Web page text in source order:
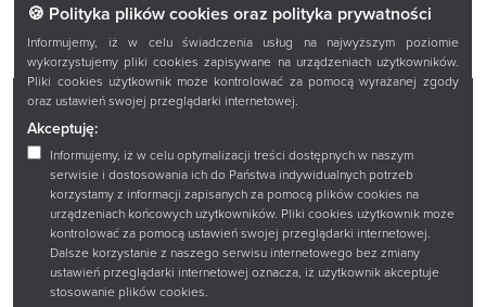
🍪 Polityka plików cookies oraz polityka prywatności
Informujemy, iż w celu świadczenia usług na najwyższym poziomie
wykorzystujemy pliki cookies zapisywane na urządzeniach użytkowników.
Pliki cookies użytkownik może kontrolować za pomocą wyrażanej zgody
oraz ustawień swojej przeglądarki internetowej.
Akceptuję:
Informujemy, iż w celu optymalizacji treści dostępnych w naszym
serwisie i dostosowania ich do Państwa indywidualnych potrzeb
korzystamy z informacji zapisanych za pomocą plików cookies na
urządzeniach końcowych użytkowników. Pliki cookies użytkownik może
kontrolować za pomocą ustawień swojej przeglądarki internetowej.
Dalsze korzystanie z naszego serwisu internetowego bez zmiany
ustawień przeglądarki internetowej oznacza, iż użytkownik akceptuje
stosowanie plików cookies.
Facebook
Twitter
Zadaj pytanie
Wirtualny spacer
Sklep